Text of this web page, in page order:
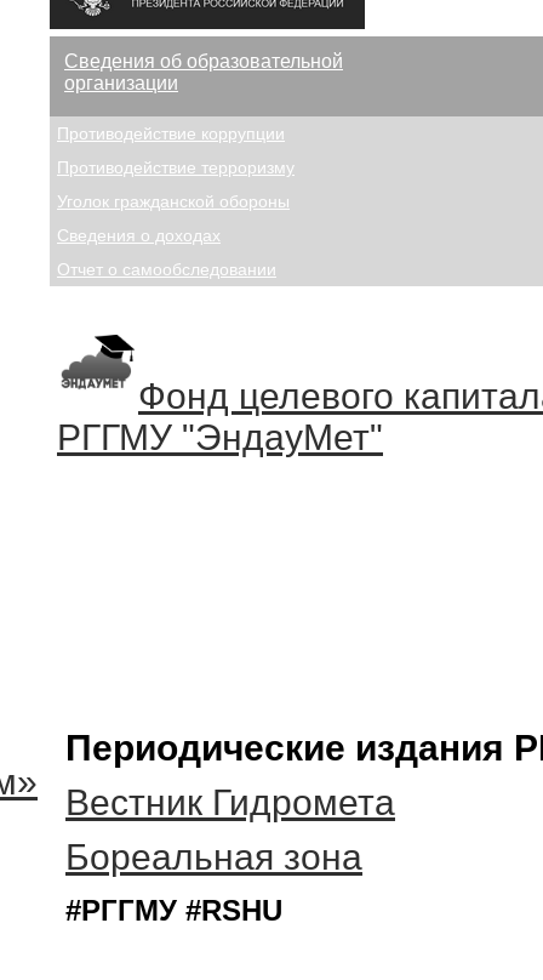
Сведения об образовательной
организации
Противодействие коррупции
Противодействие терроризму
Уголок гражданской обороны
Сведения о доходах
Отчет о самообследовании
Фонд целевого
РГГМУ "ЭндауМет"
Периодические издания
Вестник Гидромета
Бореальная зона
#РГГМУ #RSHU